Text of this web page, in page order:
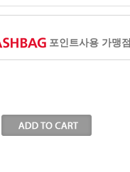
포인트사용 가맹점